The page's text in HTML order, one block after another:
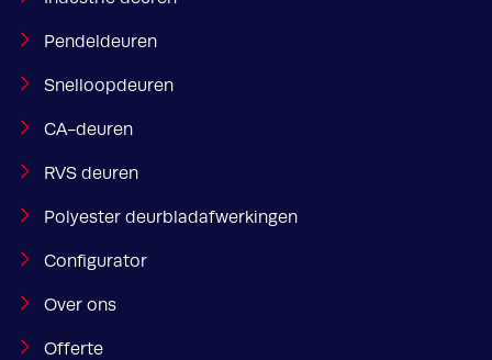
Pendeldeuren
Snelloopdeuren
CA-deuren
RVS deuren
Polyester deurbladafwerkingen
Configurator
Over ons
Offerte